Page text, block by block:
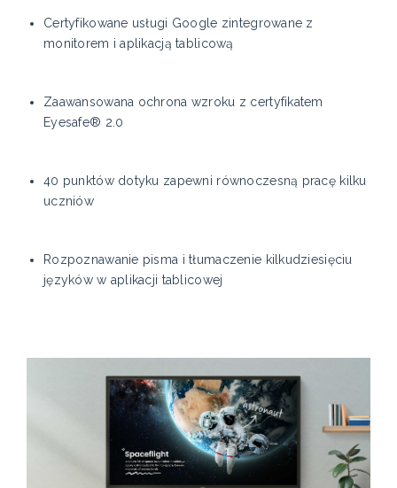
Certyfikowane usługi Google zintegrowane z
monitorem i aplikacją tablicową
Zaawansowana ochrona wzroku z certyfikatem
Eyesafe® 2.0
40 punktów dotyku zapewni równoczesną pracę kilku
uczniów
Rozpoznawanie pisma i tłumaczenie kilkudziesięciu
języków w aplikacji tablicowej